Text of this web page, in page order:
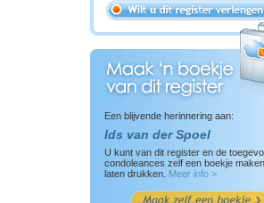
Een blijvende herinnering aan:
Ids van der Spoel
U kunt van dit register en de
condoleances zelf een boekje
laten drukken. Meer info >